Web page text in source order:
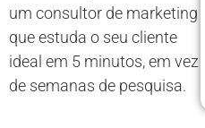
um consultor de marketing
que estuda o seu cliente
ideal em 5 minutos, em vez
de semanas de pesquisa.